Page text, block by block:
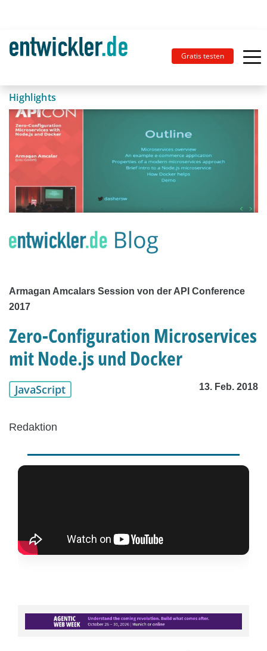
Gratis testen
Highlights
Armagan Amcalars Session von der API Conference
2017
Zero-Configuration Microservices
mit Node.js und Docker
JavaScript 13. Feb. 2018
Redaktion